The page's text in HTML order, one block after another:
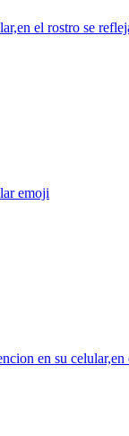
el rostro se
emoji
en su